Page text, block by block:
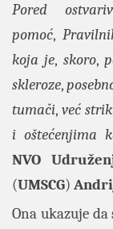
Pored
pomoć,
koja je, skoro,
skleroze,
tumači, već
i oštećenjima
NVO
(UMSCG)
Ona ukazuje da